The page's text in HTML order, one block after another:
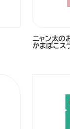
ニャン太の
かまぼこス